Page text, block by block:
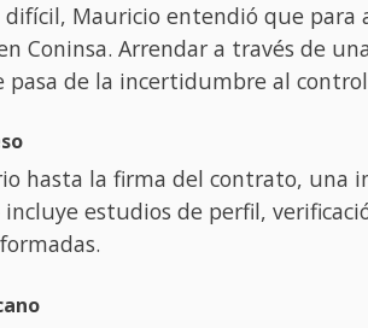
difícil, Mauricio entendió que
Coninsa. Arrendar a través de
pasa de la incertidumbre al
hasta la firma del contrato, una
estudios de perfil,